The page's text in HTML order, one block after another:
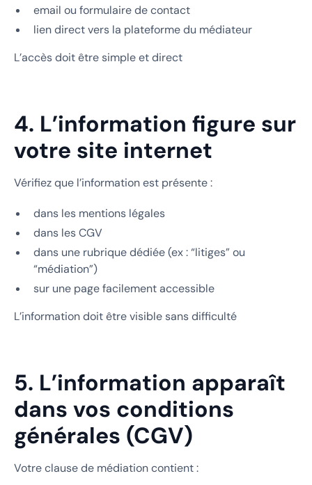
email ou formulaire de contact
lien direct vers la plateforme du médiateur
L’accès doit être simple et direct
4. L’information figure sur
votre site internet
Vérifiez que l’information est présente :
dans les mentions légales
dans les CGV
dans une rubrique dédiée (ex : “litiges” ou
“médiation”)
sur une page facilement accessible
L’information doit être visible sans difficulté
5. L’information apparaît
dans vos conditions
générales (CGV)
Votre clause de médiation contient :